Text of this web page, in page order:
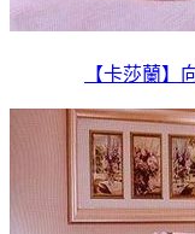
【卡莎蘭】